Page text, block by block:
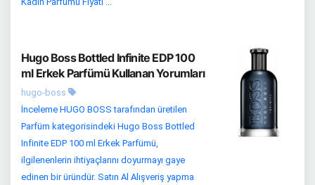
Hugo Boss Bottled Infinite EDP 100
ml Erkek Parfümü Kullanan Yorumları
hugo-boss
İnceleme HUGO BOSS tarafından üretilen
Parfüm kategorisindeki Hugo Boss Bottled
Infinite EDP 100 ml Erkek Parfümü,
ilgilenenlerin ihtiyaçlarını doyurmayı gaye
edinen bir üründür. Satın Al Alışveriş yapma